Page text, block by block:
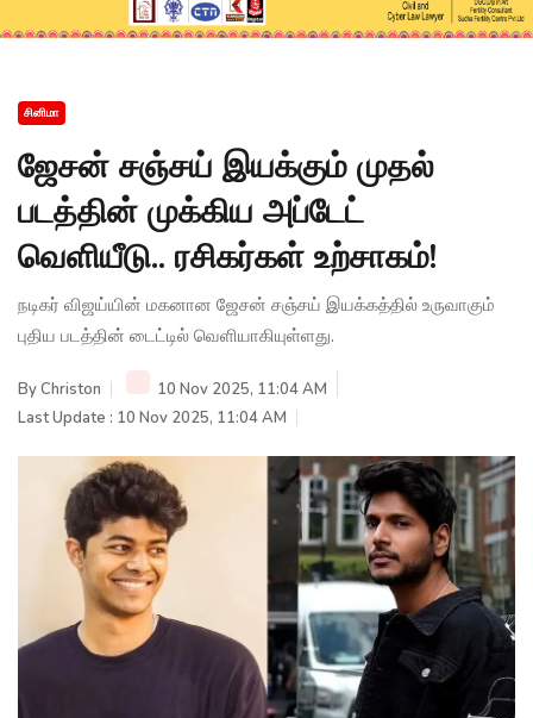
சினிமா
ஜேசன் சஞ்சய் இயக்கும் முதல்
படத்தின் முக்கிய அப்டேட்
வெளியீடு.. ரசிகர்கள் உற்சாகம்!
நடிகர் விஜய்யின் மகனான ஜேசன் சஞ்சய் இயக்கத்தில் உருவாகும்
புதிய படத்தின் டைட்டில் வெளியாகியுள்ளது.
ByChriston
10 Nov 2025, 11:04 AM
Last Update : 10 Nov 2025, 11:04 AM